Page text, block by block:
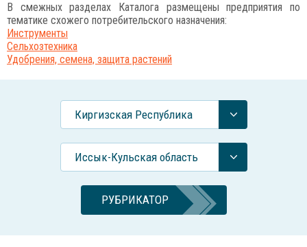
В смежных разделах Каталога размещены предприятия по
тематике схожего потребительского назначения:
Инструменты
Сельхозтехника
Удобрения, семена, защита растений
Киргизская Республика
Иссык-Кульская область
РУБРИКАТОР